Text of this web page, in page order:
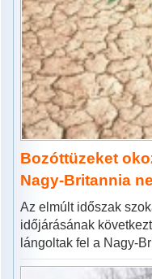
Bozóttüzeket
Nagy-Britannia
Az elmúlt időszak
időjárásának
lángoltak fel a Nagy-